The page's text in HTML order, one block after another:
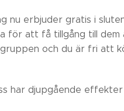
nu erbjuder gratis i
för att få tillgång till dem
och du är fri att
har djupgående